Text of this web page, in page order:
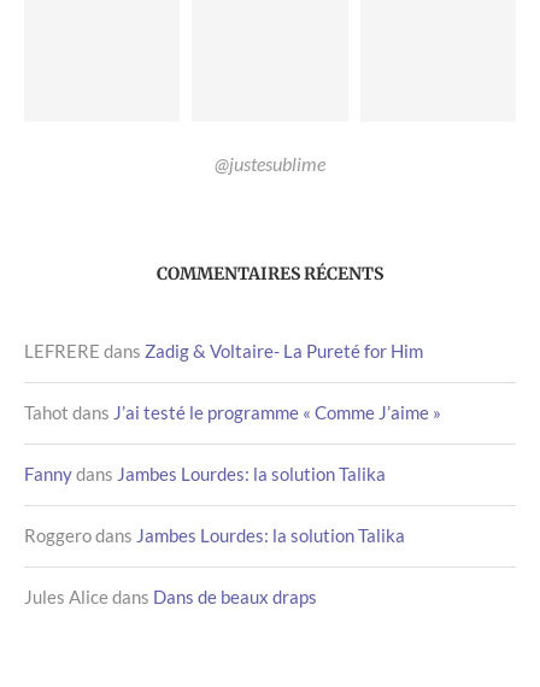
@justesublime
COMMENTAIRES RÉCENTS
LEFRERE dans Zadig & Voltaire- La Pureté for Him
Tahot dans J’ai testé le programme « Comme J’aime »
Fannydans Jambes Lourdes: la solution Talika
Roggerodans Jambes Lourdes: la solution Talika
Jules Alicedans Dans de beaux draps